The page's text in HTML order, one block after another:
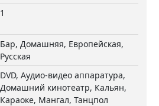
1
Бар, Домашняя, Европейская,
Русская
DVD, Аудио-видео аппаратура,
Домашний кинотеатр, Кальян,
Караоке, Мангал, Танцпол